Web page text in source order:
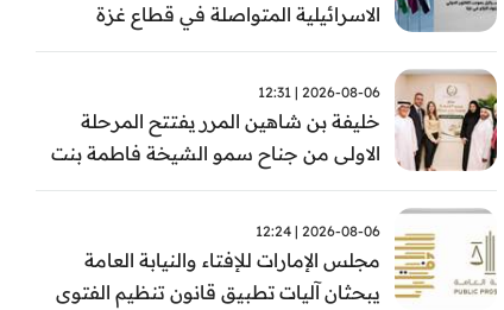
الاسرائيلية المتواصلة في قطاع غزة
2026-08-06 | 12:31
خليفة بن شاهين المرر يفتتح المرحلة
الاولى من جناح سمو الشيخة فاطمة بنت
مبارك للجراحة النسائية والتوليد في
2026-08-06 | 12:24
مجلس الإمارات للإفتاء والنيابة العامة
يبحثان آليات تطبيق قانون تنظيم الفتوى